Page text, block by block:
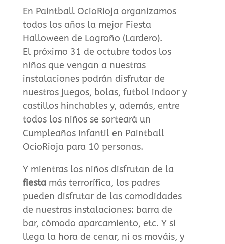
En Paintball OcioRioja organizamos
todos los años la mejor Fiesta
Halloween de Logroño (Lardero).
El próximo 31 de octubre todos los
niños que vengan a nuestras
instalaciones podrán disfrutar de
nuestros juegos, bolas, futbol indoor y
castillos hinchables y, además, entre
todos los niños se sorteará un
Cumpleaños Infantil en Paintball
OcioRioja para 10 personas.
Y mientras los niños disfrutan de la
fiestamás terrorífica, los padres
pueden disfrutar de las comodidades
de nuestras instalaciones: barra de
bar, cómodo aparcamiento, etc. Y si
llega la hora de cenar, ni os mováis, y